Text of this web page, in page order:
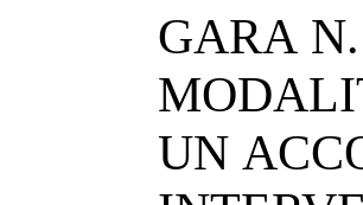
GARA
UN